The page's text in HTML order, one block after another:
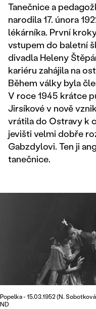
Tanečnice a
narodila 17. února
lékárníka. První
vstupem do baletní
divadla Heleny
kariéru zahájila na
Během války byla
V roce 1945 krátce
Jirsíkové v nově
vrátila do Ostravy k
jevišti velmi dobře
Gabzdylovi. Ten ji
tanečnice.
Popelka - 15.03.1952 (N.
ND